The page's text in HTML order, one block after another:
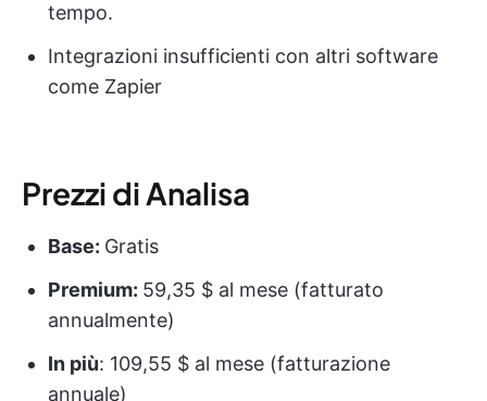
tempo.
Integrazioni insufficienti con altri software
come Zapier
Prezzi di Analisa
Base: Gratis
Premium: 59,35 $ al mese (fatturato
annualmente)
In più: 109,55 $ al mese (fatturazione
annuale)